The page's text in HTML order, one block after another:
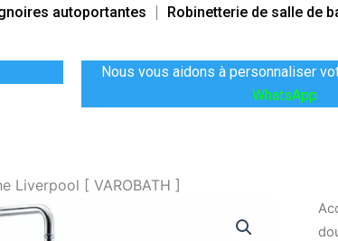
autoportantes Robinetterie de salle de
Nous vous aidons à personnaliser
WhatsApp
Liverpool [ VAROBATH ]
de